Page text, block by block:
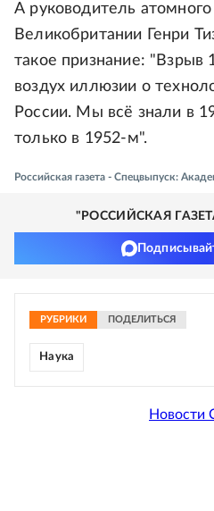
А руководитель атомного
Великобритании Генри
такое признание: "Взрыв
воздух иллюзии о
России. Мы всё знали в
только в 1952-м".
Российская газета - Спецвыпуск:
"РОССИЙСКАЯ
РУБРИКИ ПОДЕЛИТЬСЯ
Наука